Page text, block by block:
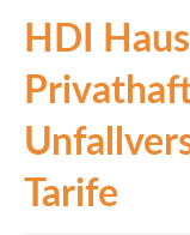
INEX
Sach
Leben
Kranken
HDI
Tarife